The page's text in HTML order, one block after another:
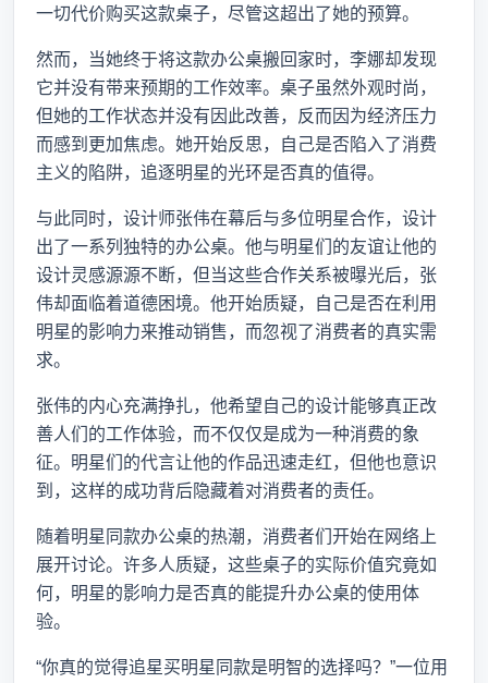
一切代价购买这款桌子，尽管这超出了她的预算。
然而，当她终于将这款办公桌搬回家时，李娜却发现
它并没有带来预期的工作效率。桌子虽然外观时尚，
但她的工作状态并没有因此改善，反而因为经济压力
而感到更加焦虑。她开始反思，自己是否陷入了消费
主义的陷阱，追逐明星的光环是否真的值得。
与此同时，设计师张伟在幕后与多位明星合作，设计
出了一系列独特的办公桌。他与明星们的友谊让他的
设计灵感源源不断，但当这些合作关系被曝光后，张
伟却面临着道德困境。他开始质疑，自己是否在利用
明星的影响力来推动销售，而忽视了消费者的真实需
求。
张伟的内心充满挣扎，他希望自己的设计能够真正改
善人们的工作体验，而不仅仅是成为一种消费的象
征。明星们的代言让他的作品迅速走红，但他也意识
到，这样的成功背后隐藏着对消费者的责任。
随着明星同款办公桌的热潮，消费者们开始在网络上
展开讨论。许多人质疑，这些桌子的实际价值究竟如
何，明星的影响力是否真的能提升办公桌的使用体
验。
“你真的觉得追星买明星同款是明智的选择吗？”一位用